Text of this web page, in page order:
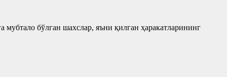
бўлган шахслар, яъни қилган ҳаракатларининг